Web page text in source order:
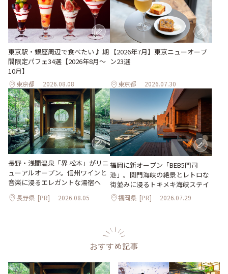
東京駅・銀座周辺で食べたい♪ 期
間限定パフェ34選【2026年8月～
10月】
東京都 2026.08.08
【2026年7月】東京ニューオープ
ン23選
東京都 2026.07.30
長野・浅間温泉「界 松本」がリニ
ューアルオープン。信州ワインと
音楽に浸るエレガントな湯宿へ
長野県 [PR] 2026.08.05
福岡に新オープン「BEB5門司
港」。関門海峡の絶景とレトロな
街並みに浸るトキメキ海峡ステイ
福岡県 [PR] 2026.07.29
おすすめ記事